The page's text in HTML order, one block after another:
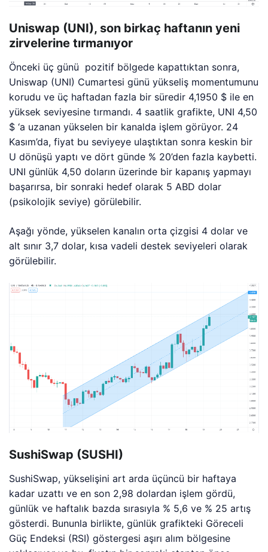
Uniswap (UNI), son birkaç haftanın yeni
zirvelerine tırmanıyor
Önceki üç günü pozitif bölgede kapattıktan sonra,
Uniswap (UNI) Cumartesi günü yükseliş momentumunu
korudu ve üç haftadan fazla bir süredir 4,1950 $ ile en
yüksek seviyesine tırmandı. 4 saatlik grafikte, UNI 4,50
$ ‘a uzanan yükselen bir kanalda işlem görüyor. 24
Kasım’da, fiyat bu seviyeye ulaştıktan sonra keskin bir
U dönüşü yaptı ve dört günde % 20’den fazla kaybetti.
UNI günlük 4,50 doların üzerinde bir kapanış yapmayı
başarırsa, bir sonraki hedef olarak 5 ABD dolar
(psikolojik seviye) görülebilir.
Aşağı yönde, yükselen kanalın orta çizgisi 4 dolar ve
alt sınır 3,7 dolar, kısa vadeli destek seviyeleri olarak
görülebilir.
SushiSwap (SUSHI)
SushiSwap, yükselişini art arda üçüncü bir haftaya
kadar uzattı ve en son 2,98 dolardan işlem gördü,
günlük ve haftalık bazda sırasıyla % 5,6 ve % 25 artış
gösterdi. Bununla birlikte, günlük grafikteki Göreceli
Güç Endeksi (RSI) göstergesi aşırı alım bölgesine